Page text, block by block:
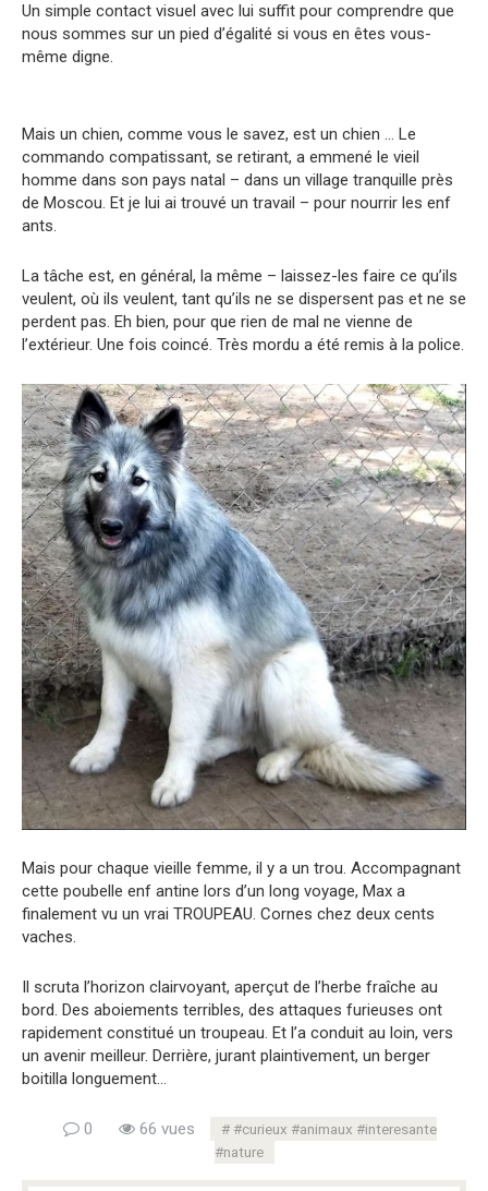
Un simple contact visuel avec lui suffit pour comprendre que
nous sommes sur un pied d’égalité si vous en êtes vous-
même digne.
Mais un chien, comme vous le savez, est un chien … Le
commando compatissant, se retirant, a emmené le vieil
homme dans son pays natal – dans un village tranquille près
de Moscou. Et je lui ai trouvé un travail – pour nourrir les enf
ants.
La tâche est, en général, la même – laissez-les faire ce qu’ils
veulent, où ils veulent, tant qu’ils ne se dispersent pas et ne se
perdent pas. Eh bien, pour que rien de mal ne vienne de
l’extérieur. Une fois coincé. Très mordu a été remis à la police.
Mais pour chaque vieille femme, il y a un trou. Accompagnant
cette poubelle enf antine lors d’un long voyage, Max a
finalement vu un vrai TROUPEAU. Cornes chez deux cents
vaches.
Il scruta l’horizon clairvoyant, aperçut de l’herbe fraîche au
bord. Des aboiements terribles, des attaques furieuses ont
rapidement constitué un troupeau. Et l’a conduit au loin, vers
un avenir meilleur. Derrière, jurant plaintivement, un berger
boitilla longuement…
0 66 vues
#curieux #animaux #interesante
#nature